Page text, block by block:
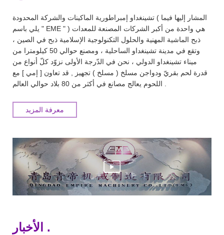
تشينغداو إمبراطورية الماكينات والشركة المحدودة ( المشار إليها فيما
يلي باسم " EME " ) هي واحدة من أكبر الشركات المصنعة للمعدات
ذبح الماشية المهنية والحلول التكنولوجية الإسلامية ذبح في الصين ،
وتقع في مدينة تشينغداو الساحلية ، ومصنع حوالي 50 كيلومترا من
ميناء تشينغداو الدولي ، نحن في الدّرجة الأولى نزوّد كلّ أنواع من
قدرة لحم بقريّ ودواجن مسلخ ( مسلخ ) تجهيز , قد تعاون [ إمي ] مع
معرفة المزيد
الأخبار .